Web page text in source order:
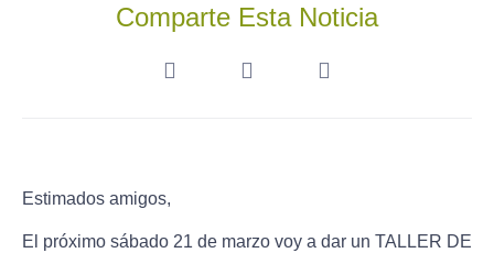
Comparte Esta Noticia
Estimados amigos,
El próximo sábado 21 de marzo voy a dar un TALLER DE